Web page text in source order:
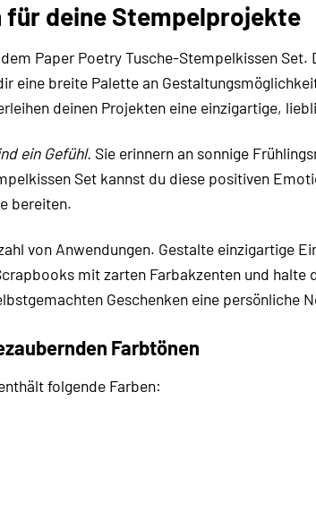
für deine Stempelprojekte
Paper Poetry Tusche-Stempelkissen
eine breite Palette an
deinen Projekten eine einzigartige,
ein Gefühl. Sie erinnern an sonnige
Set kannst du diese positiven
bereiten.
von Anwendungen. Gestalte einzigartige
mit zarten Farbakzenten und halte
Geschenken eine persönliche
Farbtönen
folgende Farben: